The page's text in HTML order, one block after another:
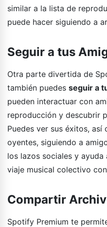
similar a la lista de
puede hacer siguiendo a
Seguir a tus
Otra parte divertida de
también puedes seguir a
pueden interactuar con
reproducción y descubrir
Puedes ver sus éxitos,
oyentes, siguiendo a
los lazos sociales y
viaje musical colectivo
Compartir
Spotify Premium te